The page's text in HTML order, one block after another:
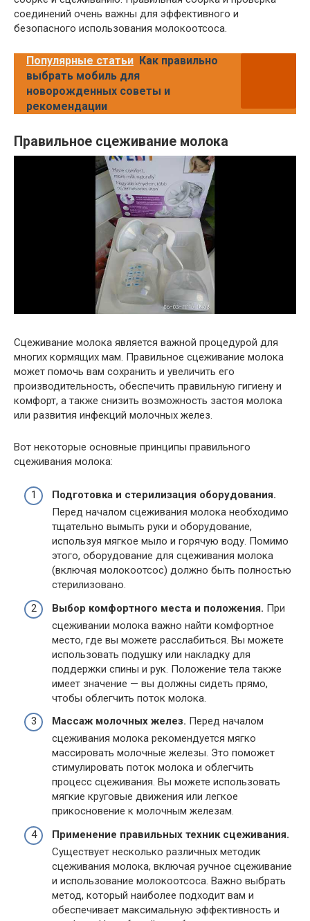
соединений очень важны для эффективного и
безопасного использования молокоотсоса.
Популярные статьи Как правильно
выбрать мобиль для
новорожденных советы и
рекомендации
Правильное сцеживание молока
Сцеживание молока является важной процедурой для
многих кормящих мам. Правильное сцеживание молока
может помочь вам сохранить и увеличить его
производительность, обеспечить правильную гигиену и
комфорт, а также снизить возможность застоя молока
или развития инфекций молочных желез.
Вот некоторые основные принципы правильного
сцеживания молока:
Подготовка и стерилизация оборудования.
Перед началом сцеживания молока необходимо
тщательно вымыть руки и оборудование,
используя мягкое мыло и горячую воду. Помимо
этого, оборудование для сцеживания молока
(включая молокоотсос) должно быть полностью
стерилизовано.
Выбор комфортного места и положения. При
сцеживании молока важно найти комфортное
место, где вы можете расслабиться. Вы можете
использовать подушку или накладку для
поддержки спины и рук. Положение тела также
имеет значение — вы должны сидеть прямо,
чтобы облегчить поток молока.
Массаж молочных желез. Перед началом
сцеживания молока рекомендуется мягко
массировать молочные железы. Это поможет
стимулировать поток молока и облегчить
процесс сцеживания. Вы можете использовать
мягкие круговые движения или легкое
прикосновение к молочным железам.
Применение правильных техник сцеживания.
Существует несколько различных методик
сцеживания молока, включая ручное сцеживание
и использование молокоотсоса. Важно выбрать
метод, который наиболее подходит вам и
обеспечивает максимальную эффективность и